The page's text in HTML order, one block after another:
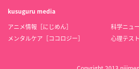
kusuguru media
アニメ情報［にじめん］
科学ニュ
メンタルケア［ココロジー］
心理テス